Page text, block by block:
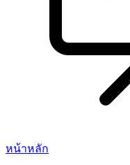
หน้าหลัก